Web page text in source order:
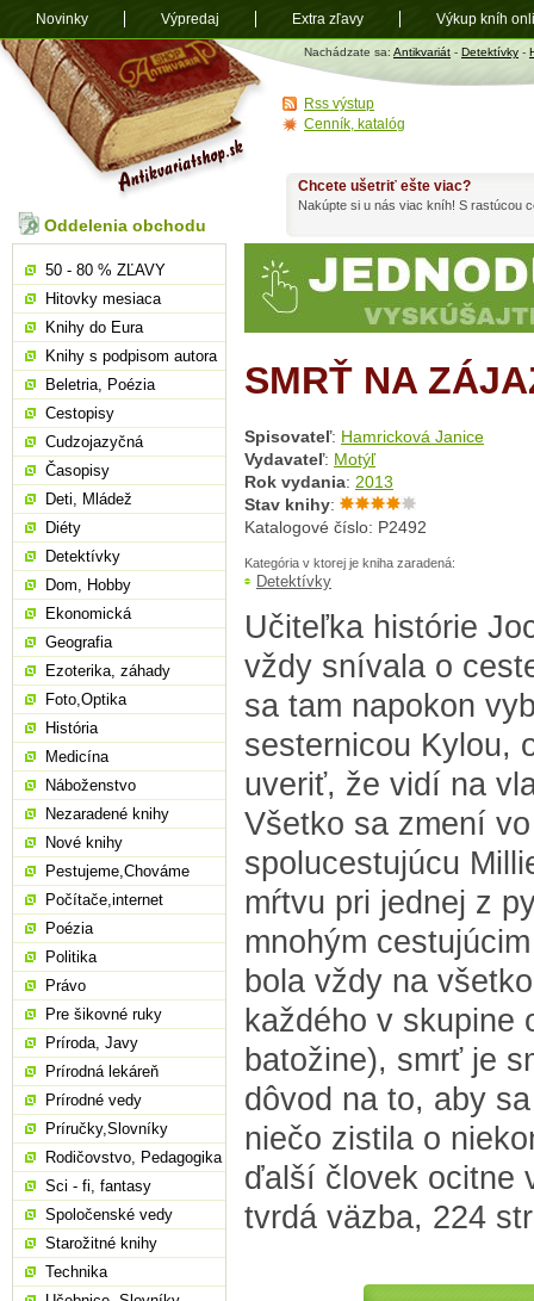
Antikvariát
shop.sk
Nachádzate sa: Antikvariát - Detektívky -
SMRŤ NA
Spisovateľ: Hamricková Janice
Vydavateľ: Motýľ
Rok vydania: 2013
Stav knihy:
Katalogové číslo: P2492
Kategória v ktorej je kniha zaradená:
Detektívky
Učiteľka histórie
vždy snívala o
sa tam napokon
sesternicou Kylou,
uveriť, že vidí na
Všetko sa zmení
spolucestujúcu
mŕtvu pri jednej z
mnohým
bola vždy na
každého v skupine
batožine), smrť je
dôvod na to, aby
niečo zistila o
ďalší človek ocitne
tvrdá väzba, 224
Chcete ušetriť ešte viac?
Nakúpte si u nás viac kníh! S rastúcou
Oddelenia obchodu
50 - 80 % ZĽAVY
Hitovky mesiaca
Knihy do Eura
Knihy s podpisom autora
Beletria, Poézia
Cestopisy
Cudzojazyčná
Časopisy
Deti, Mládež
Diéty
Detektívky
Dom, Hobby
Ekonomická
Geografia
Ezoterika, záhady
Foto,Optika
História
Medicína
Náboženstvo
Nezaradené knihy
Nové knihy
Pestujeme,Chováme
Počítače,internet
Poézia
Politika
Právo
Pre šikovné ruky
Príroda, Javy
Prírodná lekáreň
Prírodné vedy
Príručky,Slovníky
Rodičovstvo, Pedagogika
Sci - fi, fantasy
Spoločenské vedy
Starožitné knihy
Technika
Rss výstup
Cenník, katalóg
Novinky Výpredaj Extra zľavy Výkup kníh